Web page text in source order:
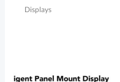
Displays